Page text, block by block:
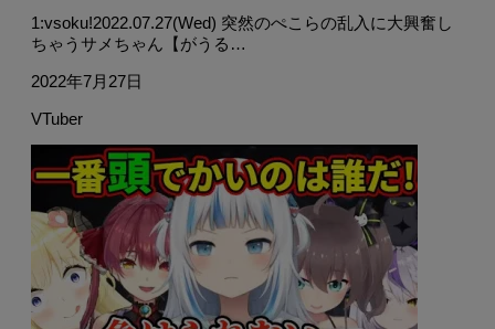
1:vsoku!2022.07.27(Wed) 突然のぺこらの乱入に大興奮し
ちゃうサメちゃん【がうる…
2022年7月27日
VTuber